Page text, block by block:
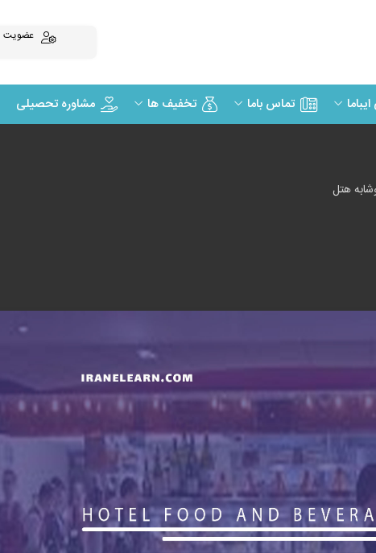
عضویت
تماس باما تخفیف ها مشاوره تحصیلی
هتل